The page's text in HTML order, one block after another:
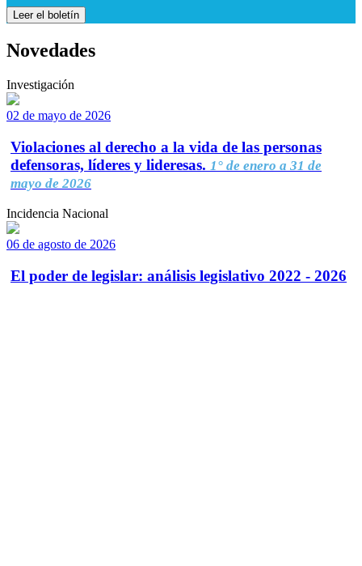
Leer el boletín
Novedades
Investigación
02 de mayo de 2026
Violaciones al derecho a la vida de las personas
defensoras, líderes y lideresas. 1° de enero a 31 de
mayo de 2026
Incidencia Nacional
06 de agosto de 2026
El poder de legislar: análisis legislativo 2022 - 2026